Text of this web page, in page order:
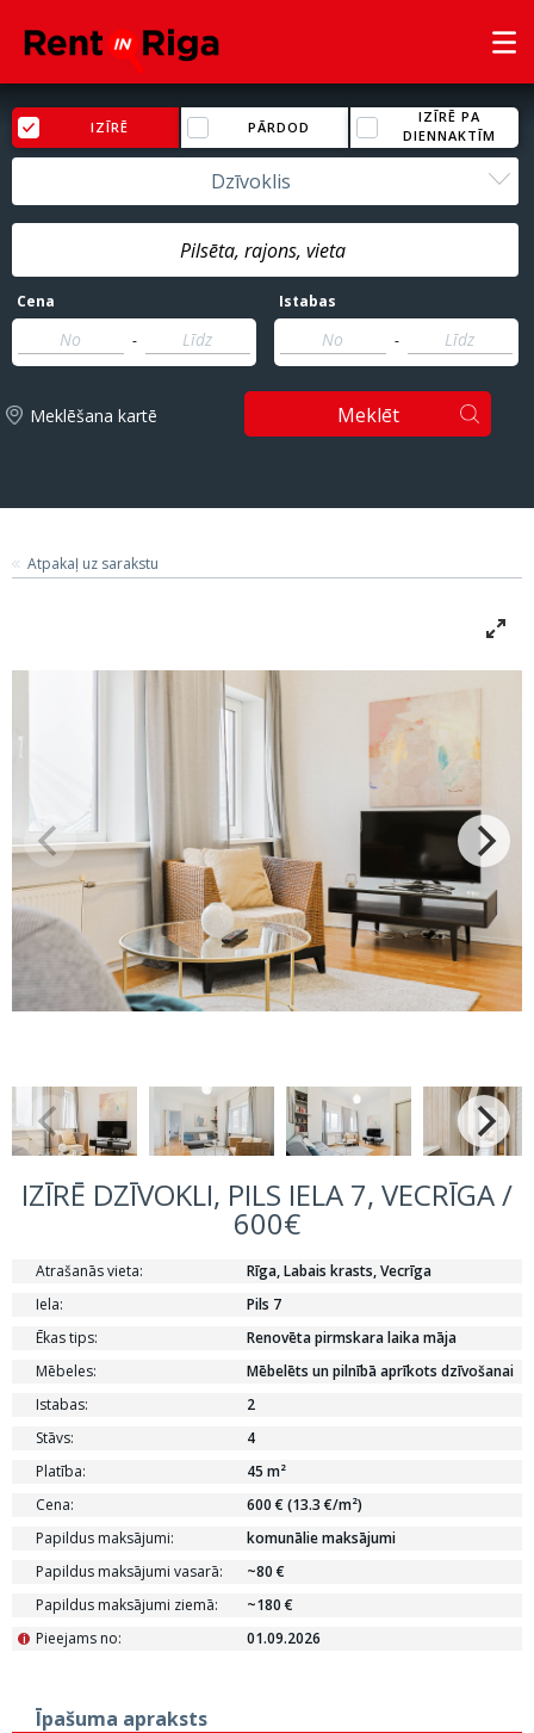
IZĪRĒ PĀRDOD
IZĪRĒ PA
DIENNAKTĪM
Dzīvoklis
Cena
-
Istabas
-
Meklēšana kartē Meklēt
Atpakaļ uz sarakstu
IZĪRĒ DZĪVOKLI, PILS IELA 7, VECRĪGA /
600€
Atrašanās vieta:
Rīga, Labais krasts, Vecrīga
Iela:
Pils 7
Ēkas tips:
Renovēta pirmskara laika māja
Mēbeles:
Mēbelēts un pilnībā aprīkots dzīvošanai
Istabas:
2
Stāvs:
4
Platība:
45 m²
Cena:
600 € (13.3 €/m²)
Papildus maksājumi:
komunālie maksājumi
Papildus maksājumi vasarā:
~80 €
Papildus maksājumi ziemā:
~180 €
Pieejams no:
i 01.09.2026
Īpašuma apraksts